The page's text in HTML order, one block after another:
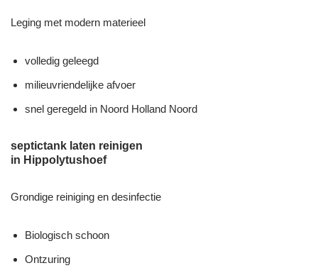
Leging met modern materieel
volledig geleegd
milieuvriendelijke afvoer
snel geregeld in Noord Holland Noord
septictank laten reinigen
in Hippolytushoef
Grondige reiniging en desinfectie
Biologisch schoon
Ontzuring